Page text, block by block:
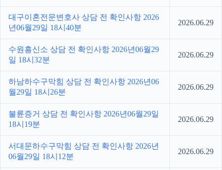
대구이혼전문변호사 상담 전 확인사항 2026
년06월29일 18시40분
2026.06.29
수원흥신소 상담 전 확인사항 2026년06월29
일 18시32분
2026.06.29
하남하수구막힘 상담 전 확인사항 2026년06
월29일 18시26분
2026.06.29
불륜증거 상담 전 확인사항 2026년06월29일
18시19분
2026.06.29
서대문하수구막힘 상담 전 확인사항 2026년
06월29일 18시12분
2026.06.29